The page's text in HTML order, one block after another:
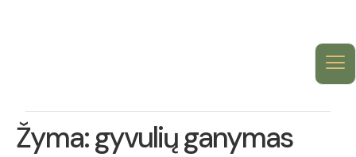
Žyma:gyvulių ganymas